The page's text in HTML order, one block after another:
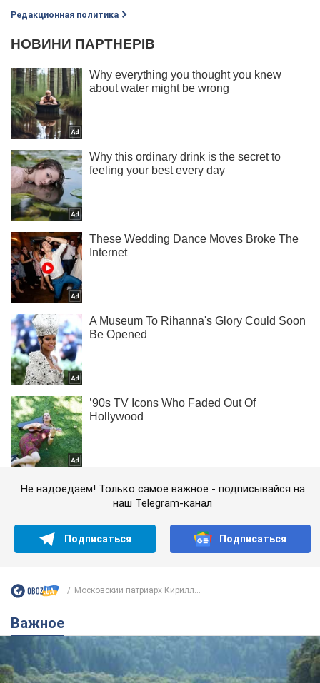
Редакционная политика
Не надоедаем! Только самое важное - подписывайся на
наш Telegram-канал
Подписаться Подписаться
Московский патриарх Кирилл...
Важное